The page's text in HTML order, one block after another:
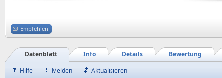
Empfehlen
Bewertung
Details
Info
Datenblatt
Hilfe
Melden Aktualisieren